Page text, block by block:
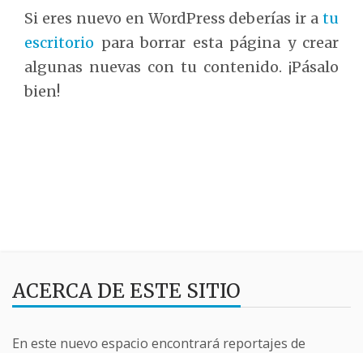
Si eres nuevo en WordPress deberías ir a tu
escritorio para borrar esta página y crear
algunas nuevas con tu contenido. ¡Pásalo
bien!
ACERCA DE ESTE SITIO
En este nuevo espacio encontrará reportajes de